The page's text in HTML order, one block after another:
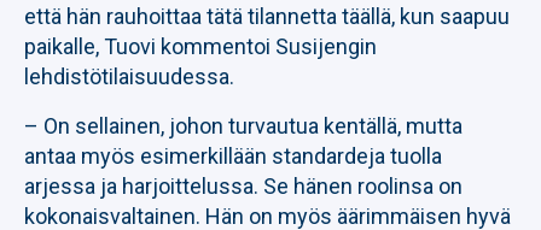
että hän rauhoittaa tätä tilannetta täällä, kun saapuu
paikalle, Tuovi kommentoi Susijengin
lehdistötilaisuudessa.
– On sellainen, johon turvautua kentällä, mutta
antaa myös esimerkillään standardeja tuolla
arjessa ja harjoittelussa. Se hänen roolinsa on
kokonaisvaltainen. Hän on myös äärimmäisen hyvä